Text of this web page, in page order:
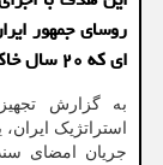
روسای جمهور
ای که ۲۰ سال خاک خورد اما بالاخره وارد فاز عملیاتی شد.
به گزارش
استراتژیک
جریان امضای